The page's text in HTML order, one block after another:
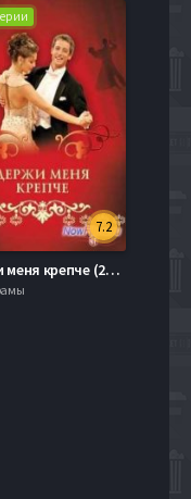
7.2
Держи меня крепче (2007)